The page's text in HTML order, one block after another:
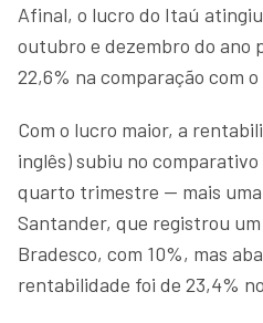
Afinal, o lucro do Itaú
outubro e dezembro do ano
22,6% na comparação com
Com o lucro maior, a
inglês) subiu no
quarto trimestre — mais
Santander, que registrou um
Bradesco, com 10%, mas
rentabilidade foi de 23,4%